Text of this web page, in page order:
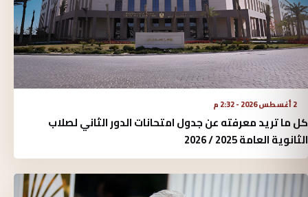
2 أغسطس 2026 - 2:32 م
كل ما تريد معرفته عن جدول امتحانات الدور الثاني لصلاب
الثانوية العامة 2025 / 2026